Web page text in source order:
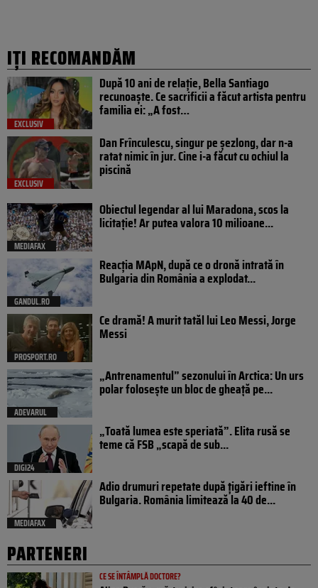
IȚI RECOMANDĂM
EXCLUSIV
După 10 ani de relație, Bella Santiago
recunoaște. Ce sacrificii a făcut artista pentru
familia ei: „A fost…
EXCLUSIV
Dan Frînculescu, singur pe șezlong, dar n-a
ratat nimic în jur. Cine i-a făcut cu ochiul la
piscină
MEDIAFAX
Obiectul legendar al lui Maradona, scos la
licitație! Ar putea valora 10 milioane...
GANDUL.RO
Reacția MApN, după ce o dronă intrată în
Bulgaria din România a explodat...
PROSPORT.RO
Ce dramă! A murit tatăl lui Leo Messi, Jorge
Messi
ADEVARUL
„Antrenamentul” sezonului în Arctica: Un urs
polar folosește un bloc de gheață pe...
DIGI24
„Toată lumea este speriată”. Elita rusă se
teme că FSB „scapă de sub...
MEDIAFAX
Adio drumuri repetate după țigări ieftine în
Bulgaria. România limitează la 40 de...
PARTENERI
CE SE ÎNTÂMPLĂ DOCTORE?